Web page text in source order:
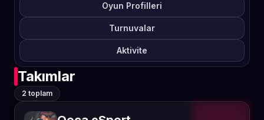
Oyun Profilleri
Turnuvalar
Aktivite
Takımlar
2 toplam